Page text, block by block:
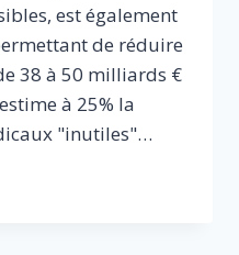
est également
de réduire
38 à 50 milliards €
à 25% la
"inutiles"…